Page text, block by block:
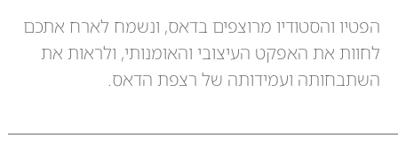
הפטיו והסטודיו מרוצפים בדאס, ונשמח לארח אתכם
לחוות את האפקט העיצובי והאומנותי, ולראות את
השתבחותה ועמידותה של רצפת הדאס.